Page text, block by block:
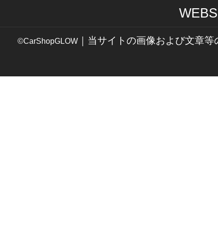
©CarShopGLOW ｜当サイトの画像および文章